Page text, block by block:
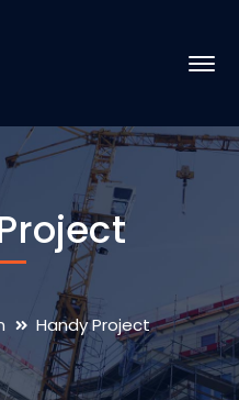
Handy Project